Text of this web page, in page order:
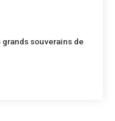
souverains de